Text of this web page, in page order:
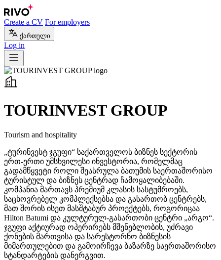
Create a CV For employers
ქართული
Log in
TOURINVEST GROUP
Tourism and hospitality
„ტურინვესტ ჯგუფი“ საქართველოს ბიზნეს სექტორის
ერთ-ერთი უმსხვილესი ინვესტორია, რომელმაც
გადამწყვეტი როლი შეასრულა ბათუმის საერთაშორისო
ტურისტულ და ბიზნეს ცენტრად ჩამოყალიბებაში.
კომპანია მართავს პრემიუმ კლასის სასტუმროებს,
საცხოვრებელ კომპლექსებსა და გასართობ ცენტრებს,
მათ შორის ისეთ მასშტაბურ პროექტებს, როგორიცაა
Hilton Batumi და კულტურულ-გასართობი ცენტრი „არგო“.
ჯგუფი აქტიურად ოპერირებს მშენებლობის, უძრავი
ქონების მართვისა და სარესტორნო ბიზნესის
მიმართულებით და გამოირჩევა ბაზარზე საერთაშორისო
სტანდარტების დანერგვით.